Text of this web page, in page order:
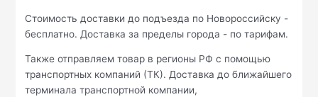
Стоимость доставки до подъезда по Новороссийску -
бесплатно. Доставка за пределы города - по тарифам.
Также отправляем товар в регионы РФ с помощью
транспортных компаний (ТК). Доставка до ближайшего
терминала транспортной компании,